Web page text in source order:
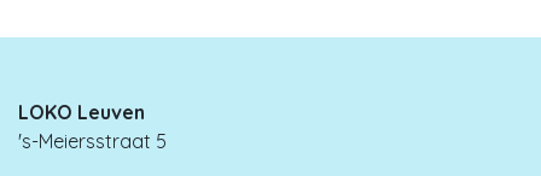
LOKO Leuven
's-Meiersstraat 5